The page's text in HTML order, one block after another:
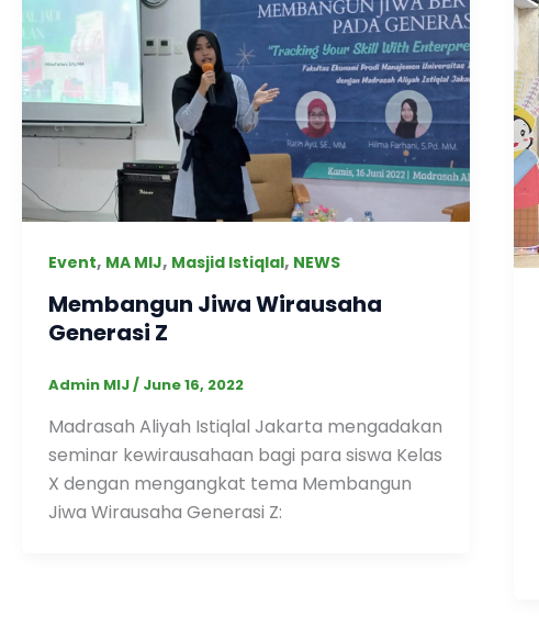
Event, MA MIJ, Masjid Istiqlal, NEWS
Membangun Jiwa Wirausaha
Generasi Z
Admin MIJ/ June 16, 2022
Madrasah Aliyah Istiqlal Jakarta mengadakan
seminar kewirausahaan bagi para siswa Kelas
X dengan mengangkat tema Membangun
Jiwa Wirausaha Generasi Z: